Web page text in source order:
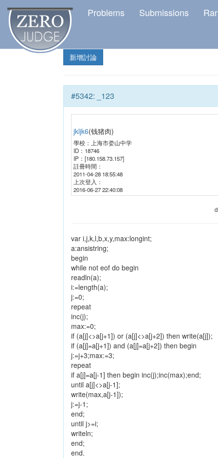
Problems Submissions
新增討論
#5342: _123
jkljk6(钱猪肉)
學校：
上海市娄山中学
ID： 18746
IP： [180.158.73.157]
註冊時間：
2011-04-28 18:55:48
上次登入：
2016-06-27 22:40:08
var i,j,k,l,b,x,y,max:longint;
a:ansistring;
begin
while not eof do begin
readln(a);
i:=length(a);
j:=0;
repeat
inc(j);
max:=0;
if (a[j]<>a[j+1]) or (a[j]<>a[j+2]) then write(a[j]);
if (a[j]=a[j+1]) and (a[j]=a[j+2]) then begin
j:=j+3;max:=3;
repeat
if a[j]=a[j-1] then begin inc(j);inc(max);end;
until a[j]<>a[j-1];
write(max,a[j-1]);
j:=j-1;
end;
until j>=i;
writeln;
end;
end.